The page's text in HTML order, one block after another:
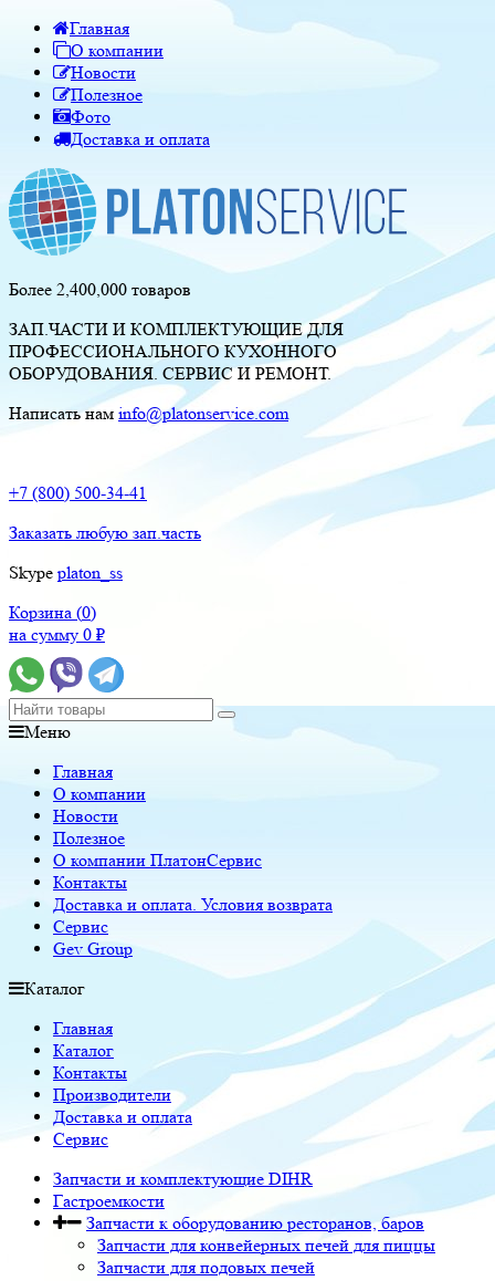
Главная
О компании
Новости
Полезное
Фото
Доставка и оплата
Более 2,400,000 товаров
ЗАП.ЧАСТИ И КОМПЛЕКТУЮЩИЕ ДЛЯ
ПРОФЕССИОНАЛЬНОГО КУХОННОГО
ОБОРУДОВАНИЯ. СЕРВИС И РЕМОНТ.
Написать нам info@platonservice.com
+7 (800) 500-34-41
Заказать любую зап.часть
Skype platon_ss
Корзина (0)
на сумму 0 ₽
Меню
Главная
О компании
Новости
Полезное
О компании ПлатонСервис
Контакты
Доставка и оплата. Условия возврата
Сервис
Gev Group
Каталог
Главная
Каталог
Контакты
Производители
Доставка и оплата
Сервис
Запчасти и комплектующие DIHR
Гастроемкости
Запчасти к оборудованию ресторанов, баров
Запчасти для конвейерных печей для пиццы
Запчасти для подовых печей